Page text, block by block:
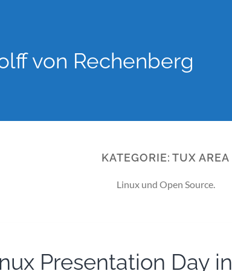
von Rechenberg
KATEGORIE:TUX AREA
Linux und Open Source.
Presentation Day in